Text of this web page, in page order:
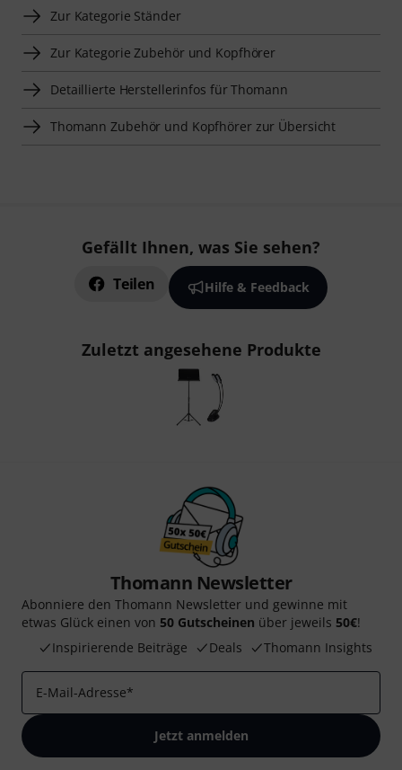
Zur Kategorie Ständer
Zur Kategorie Zubehör und Kopfhörer
Detaillierte Herstellerinfos für Thomann
Thomann Zubehör und Kopfhörer zur Übersicht
Gefällt Ihnen, was Sie sehen?
Teilen Hilfe & Feedback
Zuletzt angesehene Produkte
Thomann Newsletter
Abonniere den Thomann Newsletter und gewinne mit
etwas Glück einen von 50 Gutscheinen über jeweils 50€!
Inspirierende Beiträge
Deals Thomann Insights
E-Mail-Adresse*
Jetzt anmelden